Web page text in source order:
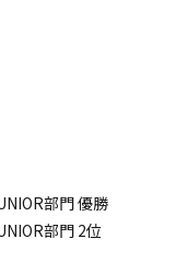
部門 優勝
部門 2位